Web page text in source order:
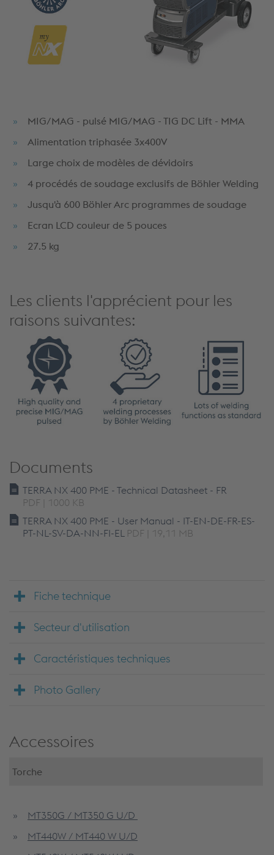
MIG/MAG - pulsé MIG/MAG - TIG DC Lift - MMA
Alimentation triphasée 3x400V
Large choix de modèles de dévidoirs
4 procédés de soudage exclusifs de Böhler Welding
Jusqu'à 600 Böhler Arc programmes de soudage
Ecran LCD couleur de 5 pouces
27.5 kg
Les clients l'apprécient pour les
raisons suivantes:
Documents
TERRA NX 400 PME - Technical Datasheet - FR
PDF | 1000 KB
TERRA NX 400 PME - User Manual - IT-EN-DE-FR-ES-
PT-NL-SV-DA-NN-FI-EL PDF | 19,11 MB
Fiche technique
Secteur d'utilisation
Caractéristiques techniques
Photo Gallery
Accessoires
Torche
MT350G / MT350 G U/D
MT440W / MT440 W U/D